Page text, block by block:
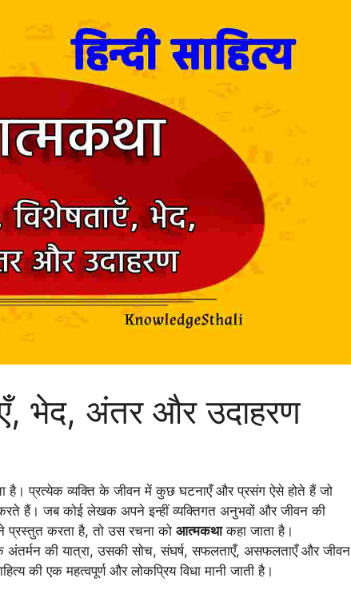
भेद, अंतर और उदाहरण
है। प्रत्येक व्यक्ति के जीवन में कुछ घटनाएँ और प्रसंग ऐसे होते हैं जो
करते हैं। जब कोई लेखक अपने इन्हीं व्यक्तिगत अनुभवों और जीवन की
प्रस्तुत करता है, तो उस रचना को आत्मकथाकहा जाता है।
की यात्रा, उसकी सोच, संघर्ष, सफलताएँ, असफलताएँ और जीवन
की एक महत्वपूर्ण और लोकप्रिय विधा मानी जाती है।